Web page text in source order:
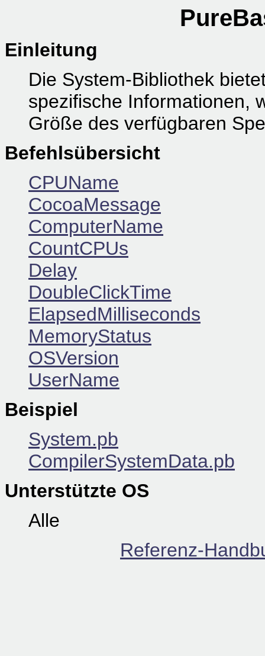
Einleitung
Die System-Bibliothek
spezifische Informationen,
Größe des verfügbaren
Befehlsübersicht
CPUName
CocoaMessage
ComputerName
CountCPUs
Delay
DoubleClickTime
ElapsedMilliseconds
MemoryStatus
OSVersion
UserName
Beispiel
System.pb
CompilerSystemData.pb
Unterstützte OS
Alle
Referenz-